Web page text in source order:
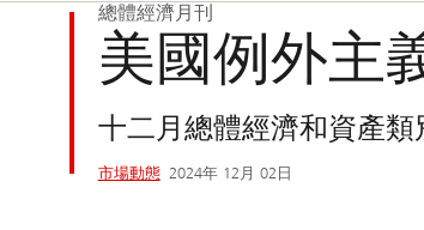
總體經濟月刊
美國例外主
十二月總體經濟和資產類
市場動態 2024年 12月 02日